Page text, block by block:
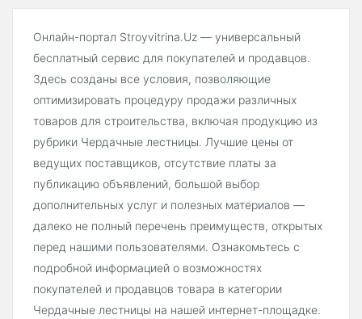
Онлайн-портал Stroyvitrina.Uz — универсальный
бесплатный сервис для покупателей и продавцов.
Здесь созданы все условия, позволяющие
оптимизировать процедуру продажи различных
товаров для строительства, включая продукцию из
рубрики Чердачные лестницы. Лучшие цены от
ведущих поставщиков, отсутствие платы за
публикацию объявлений, большой выбор
дополнительных услуг и полезных материалов —
далеко не полный перечень преимуществ, открытых
перед нашими пользователями. Ознакомьтесь с
подробной информацией о возможностях
покупателей и продавцов товара в категории
Чердачные лестницы на нашей интернет-площадке.